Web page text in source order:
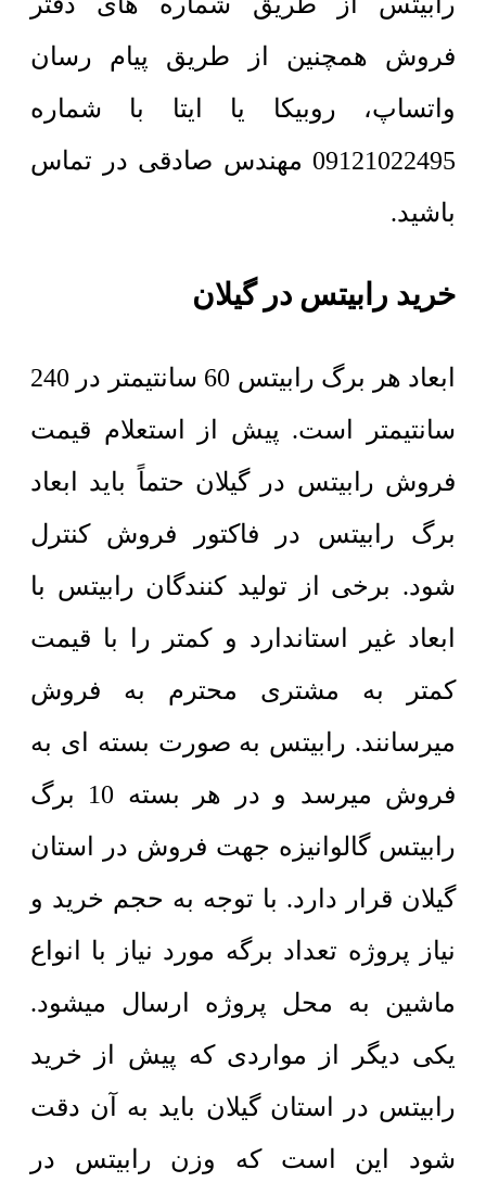
فروش همچنین از طریق پیام رسان
واتساپ، روبیکا یا ایتا با شماره
09121022495 مهندس صادقی در تماس
باشید.
خرید رابیتس در گیلان
ابعاد هر برگ رابیتس 60 سانتیمتر در 240
سانتیمتر است. پیش از استعلام قیمت
فروش رابیتس در گیلان حتماً باید ابعاد
برگ رابیتس در فاکتور فروش کنترل
شود. برخی از تولید کنندگان رابیتس با
ابعاد غیر استاندارد و کمتر را با قیمت
کمتر به مشتری محترم به فروش
میرسانند. رابیتس به صورت بسته ای به
فروش میرسد و در هر بسته 10 برگ
رابیتس گالوانیزه جهت فروش در استان
گیلان قرار دارد. با توجه به حجم خرید و
نیاز پروژه تعداد برگه مورد نیاز با انواع
ماشین به محل پروژه ارسال میشود.
یکی دیگر از مواردی که پیش از خرید
رابیتس در استان گیلان باید به آن دقت
شود این است که وزن رابیتس در